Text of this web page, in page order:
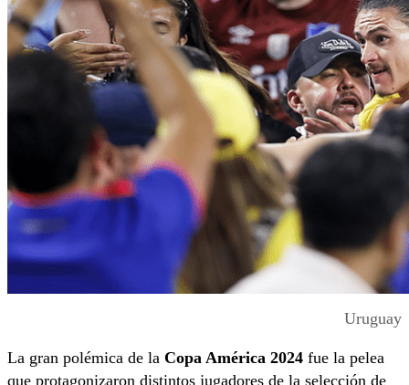
Uruguay
La gran polémica de la Copa América 2024 fue la pelea
que protagonizaron distintos jugadores de la selección de